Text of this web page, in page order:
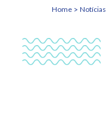
Home Notícias